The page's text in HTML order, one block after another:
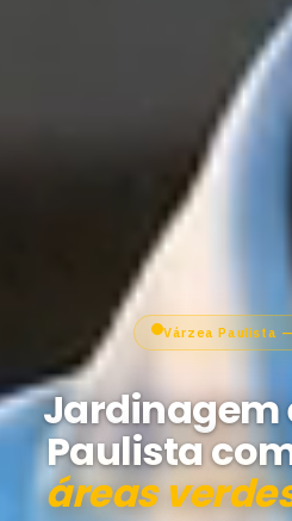
Várzea Paulista —
Jardinagem
Paulista
áreas